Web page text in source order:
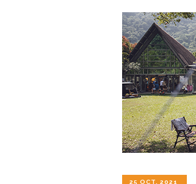
25 OCT, 2021